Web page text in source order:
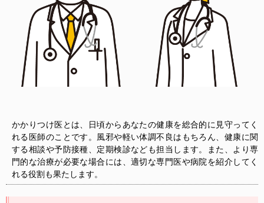
かかりつけ医とは、日頃からあなたの健康を総合的に見守ってく
れる医師のことです。風邪や軽い体調不良はもちろん、健康に関
する相談や予防接種、定期検診なども担当します。また、より専
門的な治療が必要な場合には、適切な専門医や病院を紹介してく
れる役割も果たします。